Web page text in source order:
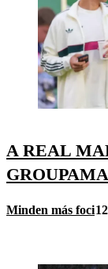
A REAL
Minden más foci